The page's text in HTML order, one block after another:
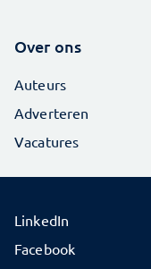
Over ons
Auteurs
Adverteren
Vacatures
LinkedIn
Facebook